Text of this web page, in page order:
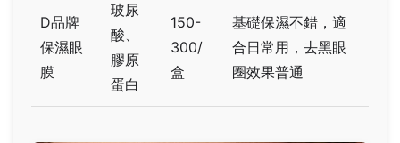
D品牌
保濕眼
膜
玻尿
酸、
膠原
蛋白
150-
300/
盒
基礎保濕不錯，適
合日常用，去黑眼
圈效果普通